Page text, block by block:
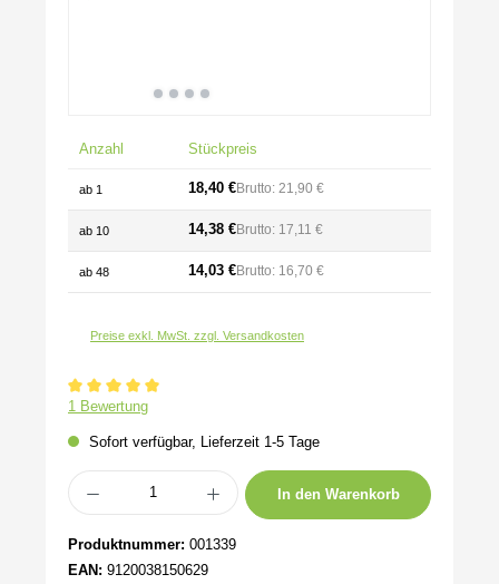
Anzahl Stückpreis
ab 1 18,40 €Brutto: 21,90 €
ab 10 14,38 €Brutto: 17,11 €
ab 48 14,03 €Brutto: 16,70 €
Preise exkl. MwSt. zzgl. Versandkosten
Durchschnittliche Bewertung von 5 von 5 Sternen
1 Bewertung
Sofort verfügbar, Lieferzeit 1-5 Tage
Produkt Anzahl: Gib den gewünschten Wert ein oder benutze die Schaltflächen
In den Warenkorb
Produktnummer: 001339
EAN: 9120038150629